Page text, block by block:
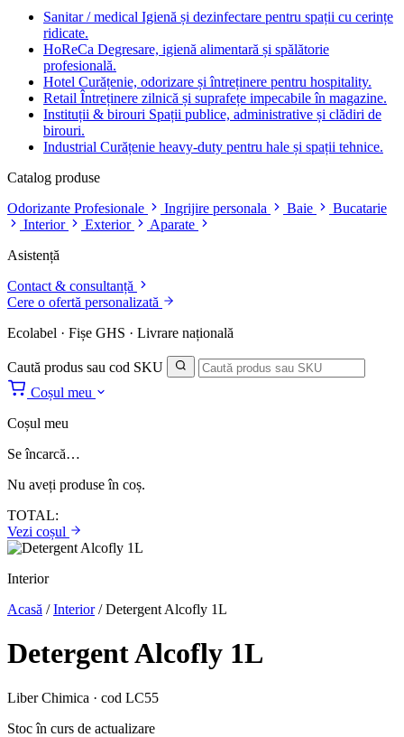
Sanitar / medical Igienă și dezinfectare pentru spații cu cerințe
ridicate.
HoReCa Degresare, igienă alimentară și spălătorie
profesională.
Hotel Curățenie, odorizare și întreținere pentru hospitality.
Retail Întreținere zilnică și suprafețe impecabile în magazine.
Instituții & birouri Spații publice, administrative și clădiri de
birouri.
Industrial Curățenie heavy-duty pentru hale și spații tehnice.
Catalog produse
Odorizante Profesionale
Ingrijire personala Baie
Bucatarie
Interior
Exterior
Aparate
Asistență
Contact & consultanță
Cere o ofertă personalizată
Ecolabel · Fișe GHS · Livrare națională
Caută produs sau cod SKU
Coșul meu
Coșul meu
Se încarcă…
Nu aveți produse în coș.
TOTAL:
Vezi coșul
Interior
Acasă /Interior/Detergent Alcofly 1L
Detergent Alcofly 1L
Liber Chimica · cod LC55
Stoc în curs de actualizare